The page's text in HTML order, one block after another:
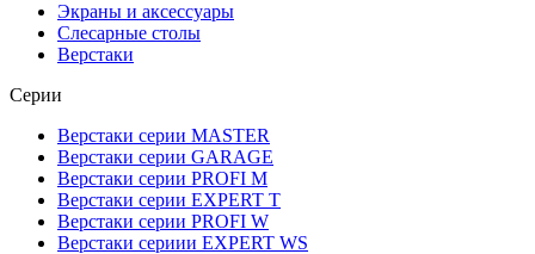
Экраны и аксессуары
Слесарные столы
Верстаки
Серии
Верстаки серии MASTER
Верстаки серии GARAGE
Верстаки серии PROFI M
Верстаки серии EXPERT T
Верстаки серии PROFI W
Верстаки сериии EXPERT WS